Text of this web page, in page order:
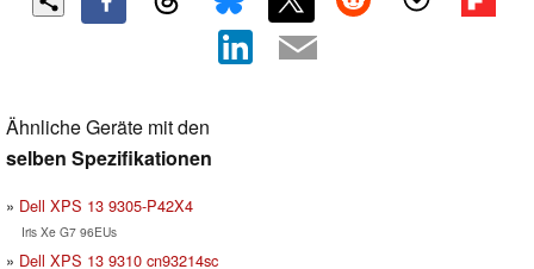
Ähnliche Geräte mit den
selben Spezifikationen
Dell XPS 13 9305-P42X4
Iris Xe G7 96EUs
Dell XPS 13 9310 cn93214sc